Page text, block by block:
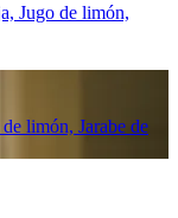
Jugo de limón,
limón, Jarabe de